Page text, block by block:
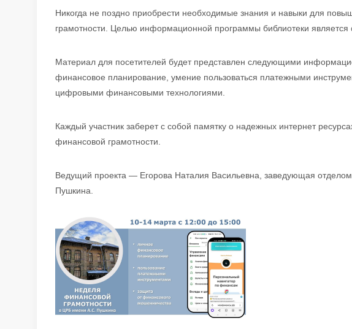
Никогда не поздно приобрести необходимые знания и навыки для
грамотности. Целью информационной программы библиотеки является
Материал для посетителей будет представлен следующими
финансовое планирование, умение пользоваться платежными
цифровыми финансовыми технологиями.
Каждый участник заберет с собой памятку о надежных интернет
финансовой грамотности.
Ведущий проекта — Егорова Наталия Васильевна, заведующая
Пушкина.